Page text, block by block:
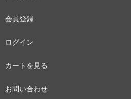
会員登録
ログイン
カートを見る
お問い合わせ